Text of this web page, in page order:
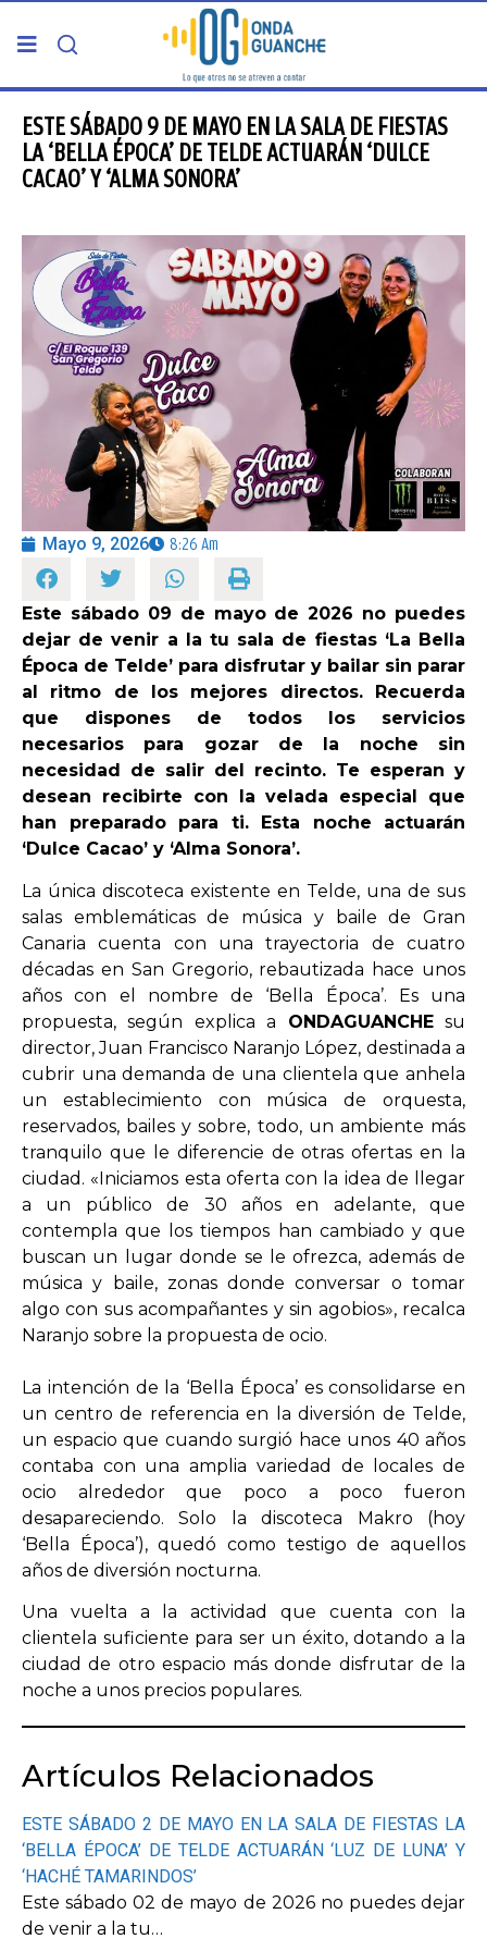
PORTADA
TELDE
GRAN CANARIA
CANARIAS
5ª COLUMNA
CARTAS DEL DIRECTOR
ENTREVISTAS
OPINIÓN
PROGRAMAS
ESTE SÁBADO 9 DE MAYO EN LA SALA DE FIESTAS
LA ‘BELLA ÉPOCA’ DE TELDE ACTUARÁN ‘DULCE
CACAO’ Y ‘ALMA SONORA’
Mayo 9, 2026 8:26 Am
Este sábado 09 de mayo de 2026 no puedes
dejar de venir a la tu sala de fiestas ‘La Bella
Época de Telde’ para disfrutar y bailar sin parar
al ritmo de los mejores directos. Recuerda
que dispones de todos los servicios
necesarios para gozar de la noche sin
necesidad de salir del recinto. Te esperan y
desean recibirte con la velada especial que
han preparado para ti. Esta noche actuarán
‘Dulce Cacao’ y ‘Alma Sonora’.
La única discoteca existente en Telde, una de sus
salas emblemáticas de música y baile de Gran
Canaria cuenta con una trayectoria de cuatro
décadas en San Gregorio, rebautizada hace unos
años con el nombre de ‘Bella Época’. Es una
propuesta, según explica a ONDAGUANCHEsu
director, Juan Francisco Naranjo López, destinada a
cubrir una demanda de una clientela que anhela
un establecimiento con música de orquesta,
reservados, bailes y sobre, todo, un ambiente más
tranquilo que le diferencie de otras ofertas en la
ciudad. «Iniciamos esta oferta con la idea de llegar
a un público de 30 años en adelante, que
contempla que los tiempos han cambiado y que
buscan un lugar donde se le ofrezca, además de
música y baile, zonas donde conversar o tomar
algo con sus acompañantes y sin agobios», recalca
Naranjo sobre la propuesta de ocio.
La intención de la ‘Bella Época’ es consolidarse en
un centro de referencia en la diversión de Telde,
un espacio que cuando surgió hace unos 40 años
contaba con una amplia variedad de locales de
ocio alrededor que poco a poco fueron
desapareciendo. Solo la discoteca Makro (hoy
‘Bella Época’), quedó como testigo de aquellos
años de diversión nocturna.
Una vuelta a la actividad que cuenta con la
clientela suficiente para ser un éxito, dotando a la
ciudad de otro espacio más donde disfrutar de la
noche a unos precios populares.
Artículos Relacionados
ESTE SÁBADO 2 DE MAYO EN LA SALA DE FIESTAS LA
‘BELLA ÉPOCA’ DE TELDE ACTUARÁN ‘LUZ DE LUNA’ Y
‘HACHÉ TAMARINDOS’
Este sábado 02 de mayo de 2026 no puedes dejar
de venir a la tu…